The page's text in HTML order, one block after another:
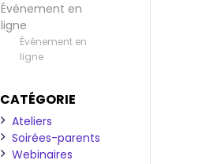
Événement en
ligne
Événement en
ligne
CATÉGORIE
Ateliers
Soirées-parents
Webinaires